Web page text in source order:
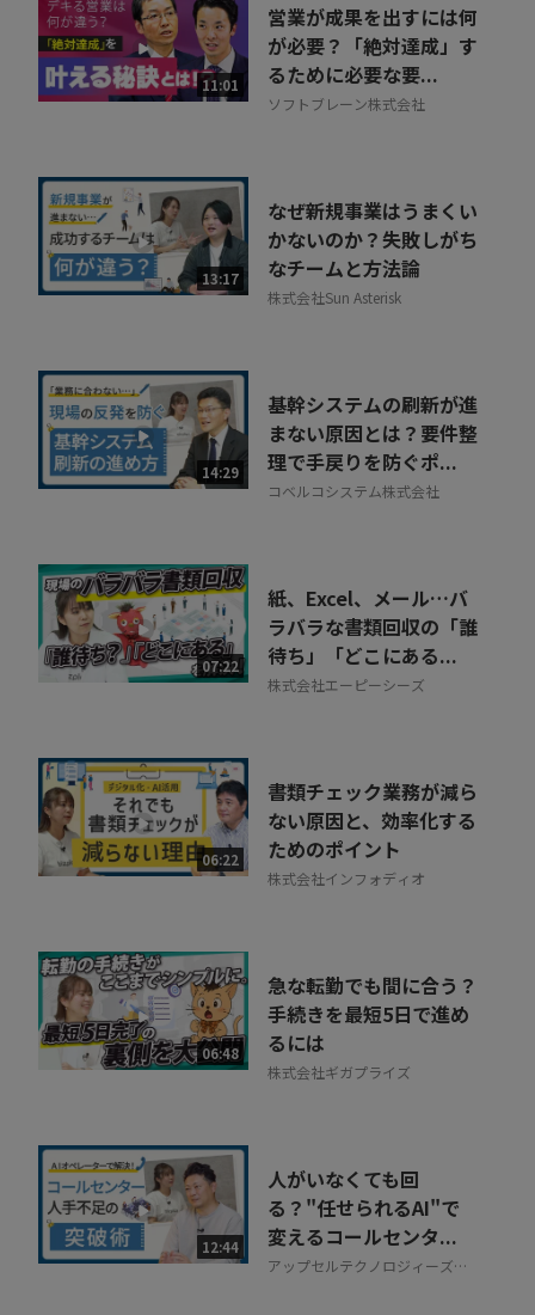
11:01
営業が成果を出すには何
が必要？「絶対達成」す
るために必要な要...
ソフトブレーン株式会社
13:17
なぜ新規事業はうまくい
かないのか？失敗しがち
なチームと方法論
株式会社Sun Asterisk
14:29
基幹システムの刷新が進
まない原因とは？要件整
理で手戻りを防ぐポ...
コベルコシステム株式会社
07:22
紙、Excel、メール…バ
ラバラな書類回収の「誰
待ち」「どこにある...
株式会社エーピーシーズ
06:22
書類チェック業務が減ら
ない原因と、効率化する
ためのポイント
株式会社インフォディオ
06:48
急な転勤でも間に合う？
手続きを最短5日で進め
るには
株式会社ギガプライズ
12:44
人がいなくても回
る？"任せられるAI"で
変えるコールセンタ...
アップセルテクノロジィーズ株